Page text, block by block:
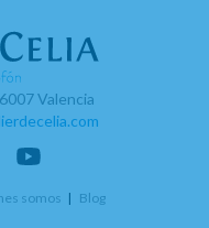
Valencia
somos Blog